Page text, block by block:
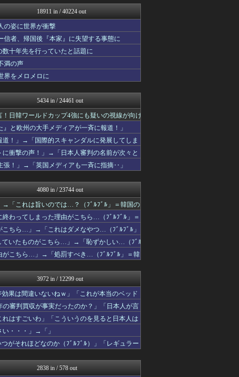
ガラパゴスジャパン - 海...
Red4 海外の反応まとめ
韓国ニュース反応まとめ
ボールパーク速報 海外の反...
海外の反応 ディミヌート
海外の反応スポーツ
海外の万国反応記＠海外の反...
まるっと翻訳
海外トークログ
韓国ニュース反応まとめ
ニチカン！
世界の憂鬱 海外・韓国の反...
コリアル
ハウメニージャパン！
QQQ(海外の反応)
JDM速報 海外の反応
Ask Reddit まと...
韓国ニュース反応まとめ
Red4 海外の反応まとめ
海外トークログ
韓国ニュース反応まとめ
ニチカン！
ポーランドボール 翻訳
韓国ニュース反応まとめ
海外さんいらっしゃい 海外...
世界の憂鬱 海外・韓国の反...
コリアル
海外の反応リサーチ
海外のお前ら 海外の反応
海外の万国反応記＠海外の反...
ハウメニージャパン！
海外トークログ
こんなニュースにでくわした
日本と韓国は敵か？味方か？...
ガラパゴスジャパン - 海...
私が悪いの？【海外の反応】
韓国ニュース反応まとめ
ニチカン！
18911 in / 40224 out
の姿に世界が衝撃
者、帰国後『本家』に失望する事態に
十年先を行っていたと話題に
満の声
界をメロメロに
5434 in / 24461 out
日韓ワールドカップ4強にも疑いの視線が向け
と欧州の大手メディアが一斉に報道！」
！」→「国際的スキャンダルに発展してしま
衝撃の声！」→「日本人審判の名前が次々と
張！」→「英国メディアも一斉に指摘‥」
4080 in / 23744 out
→「これは旨いのでは…？（ﾌﾞﾙﾌﾞﾙ」＝韓国の
わってしまった理由がこちら…（ﾌﾞﾙﾌﾞﾙ」＝
こちら…」→「これはダメなやつ…（ﾌﾞﾙﾌﾞﾙ」
ていたものがこちら…」→「恥ずかしい…（ﾌﾞﾙ
がこちら…」→「処罰すべき…（ﾌﾞﾙﾌﾞﾙ」＝韓
3972 in / 12299 out
果は間違いないねｗ」「これが本当のベッド
審判買収が事実だったのか？」「日本人が言
よう」
はすごいわ」「こういうのを見ると日本人は
・・・」→「」
がそれほどなのか（ﾌﾞﾙﾌﾞﾙ）」「レギュラー
2838 in / 578 out